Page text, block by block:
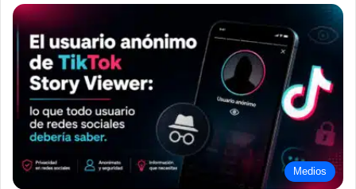
Medios